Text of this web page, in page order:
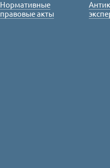
Нормативные
правовые акты